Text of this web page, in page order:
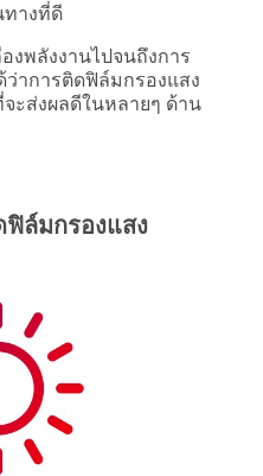
ทางที่ดี
งพลังงานไปจนถึงการ
าการติดฟิล์มกรองแสง
ะส่งผลดีในหลายๆ ด้าน
ล์มกรองแสง